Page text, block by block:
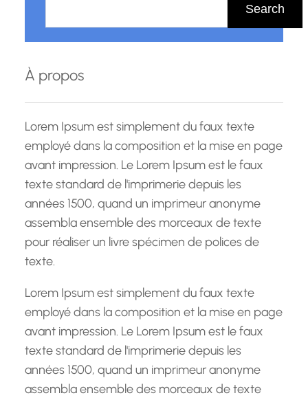
h
r
c
h
Search
À propos
Lorem Ipsum est simplement du faux texte
employé dans la composition et la mise en page
avant impression. Le Lorem Ipsum est le faux
texte standard de l'imprimerie depuis les
années 1500, quand un imprimeur anonyme
assembla ensemble des morceaux de texte
pour réaliser un livre spécimen de polices de
texte.
Lorem Ipsum est simplement du faux texte
employé dans la composition et la mise en page
avant impression. Le Lorem Ipsum est le faux
texte standard de l'imprimerie depuis les
années 1500, quand un imprimeur anonyme
assembla ensemble des morceaux de texte